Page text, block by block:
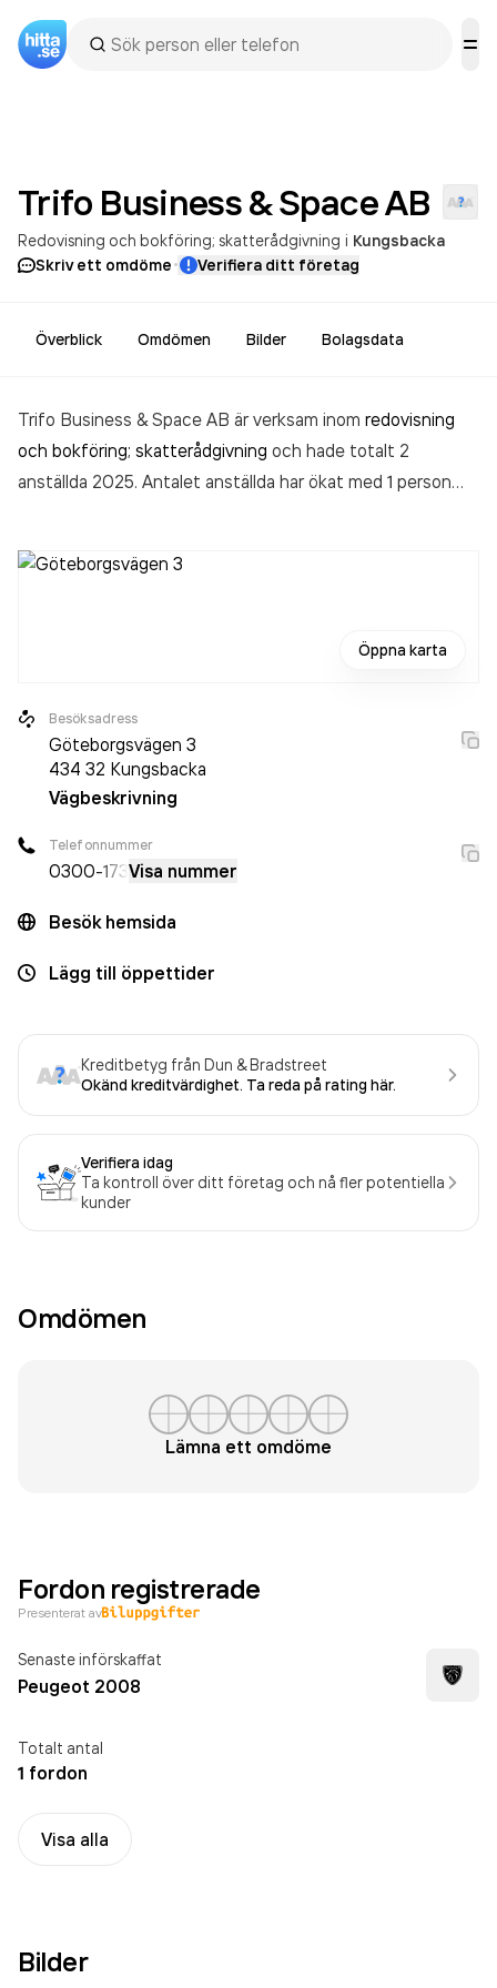
Trifo Business & SpaceAB
Redovisning och bokföring; skatterådgivning i Kungsbacka
Skriv ett omdöme· Verifiera ditt företag
Överblick Omdömen Bilder Bolagsdata
Trifo Business & Space AB är verksam inom redovisning
och bokföring; skatterådgivning och hade totalt 2
anställda 2025. Antalet anställda har ökat med 1 person
Business & Space AB
Öppna karta
Besöksadress
Göteborgsvägen 3
434 32 Kungsbacka
Vägbeskrivning
Telefonnummer
0300-173Visa nummer
Besök hemsida
Lägg till öppettider
Kreditbetyg från Dun & Bradstreet
Okänd kreditvärdighet. Ta reda på rating här.
Verifiera idag
Ta kontroll över ditt företag och nå fler potentiella
kunder
Omdömen
Lämna ett omdöme
Fordon registrerade
Presenterat av
Senaste införskaffat
Peugeot 2008
Totalt antal
1 fordon
Visa alla
Bilder